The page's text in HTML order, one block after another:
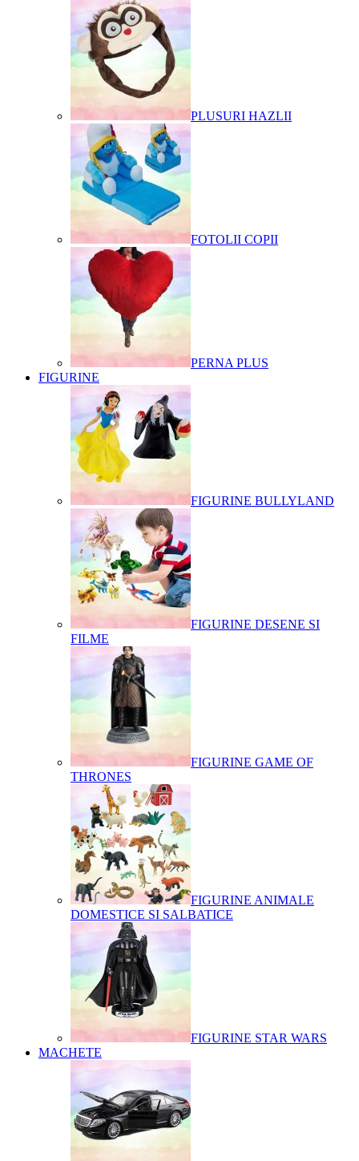
PLUSURI HAZLII
FOTOLII COPII
PERNA PLUS
FIGURINE
FIGURINE BULLYLAND
FIGURINE DESENE SI
FILME
FIGURINE GAME OF
THRONES
FIGURINE ANIMALE
DOMESTICE SI SALBATICE
FIGURINE STAR WARS
MACHETE